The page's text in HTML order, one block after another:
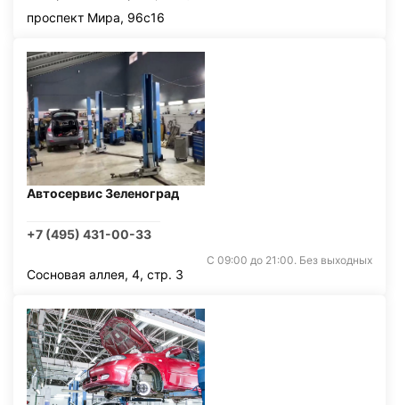
проспект Мира, 96с16
Автосервис Зеленоград
+7 (495) 431-00-33
С 09:00 до 21:00. Без выходных
Сосновая аллея, 4, стр. 3